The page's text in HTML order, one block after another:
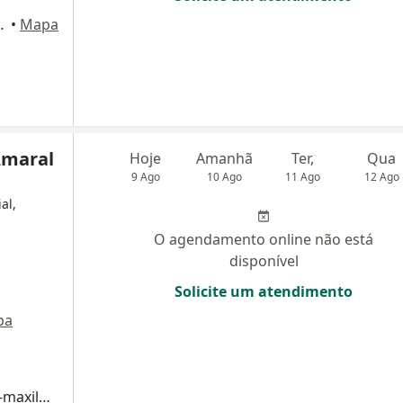
Taubaté • Mapa
Consulta Cirurgia e Traumatologia Buco-maxilo-facial
Hoje
9 Ago
Amanhã
10 Ago
Ter,
11 Ago
Qua
12 Ago
O agendamento online não está
disponível
Solicite um atendimento